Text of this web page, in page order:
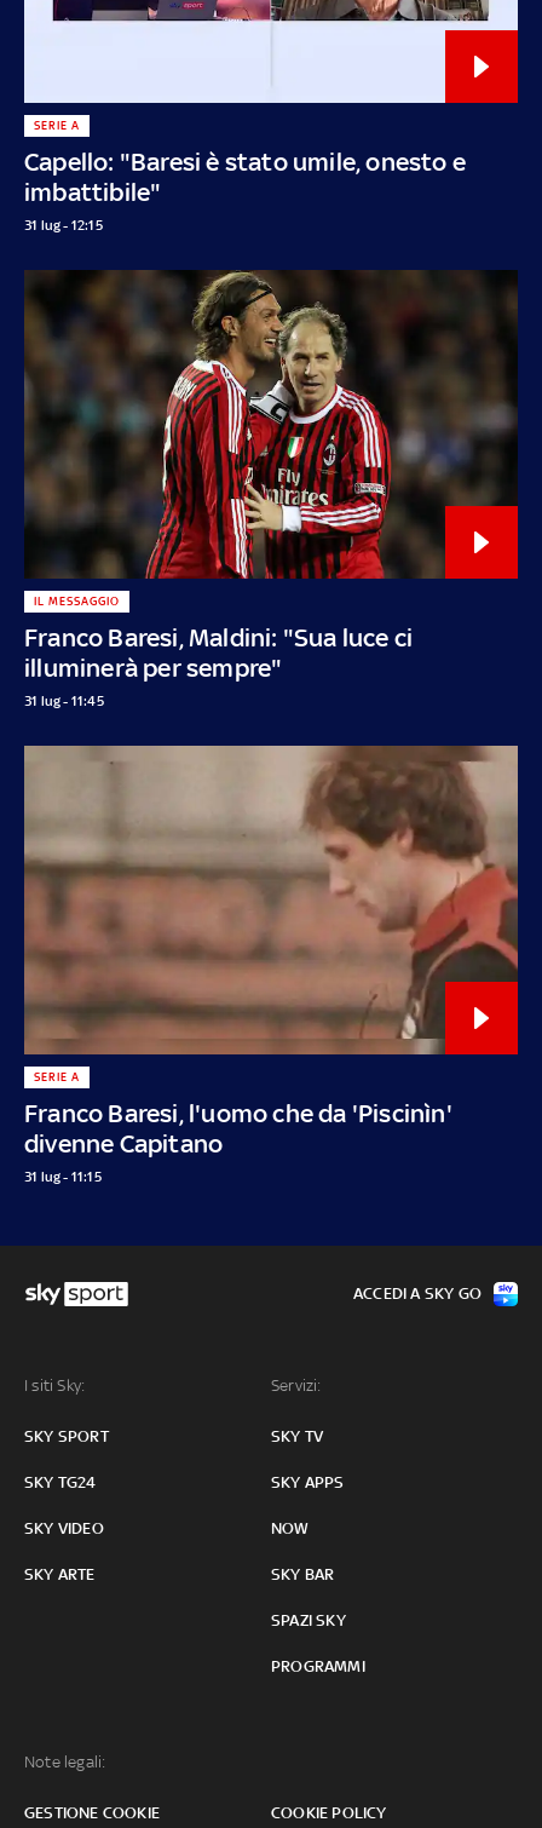
Capello: "Baresi è stato umile, onesto e
imbattibile"
SERIE A
31 lug - 12:15
Franco Baresi, Maldini: "Sua luce ci
illuminerà per sempre"
IL MESSAGGIO
31 lug - 11:45
Franco Baresi, l'uomo che da 'Piscinìn'
divenne Capitano
SERIE A
31 lug - 11:15
I siti Sky:
SKY SPORT
SKY TG24
SKY VIDEO
SKY ARTE
Servizi:
SKY TV
SKY APPS
NOW
SKY BAR
SPAZI SKY
PROGRAMMI
Note legali:
GESTIONE COOKIE COOKIE POLICY
ACCEDI A SKY GO